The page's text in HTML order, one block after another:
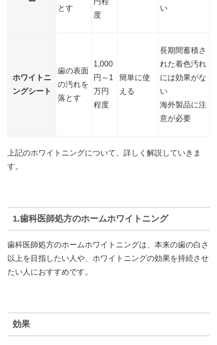
とす
度
い
ホワイトニ
ングシート
歯の表面
の汚れを
落とす
1,000
円～1
万円
程度
簡単に使
える
長期間蓄積さ
れた着色汚れ
には効果がな
い
海外製品に注
意が必要
上記のホワイトニングについて、詳しく解説していきま
す。
1.歯科医師処方のホームホワイトニング
歯科医師処方のホームホワイトニングは、本来の歯の白さ
以上を目指したい人や、ホワイトニングの効果を持続させ
たい人におすすめです。
効果